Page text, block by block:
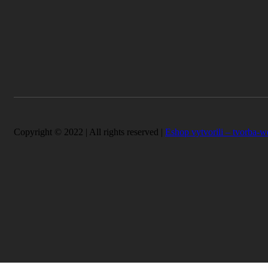
Copyright © 2022 | All rights reserved | Eshop vytvorili – tvorba-